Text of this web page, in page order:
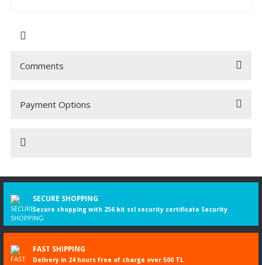
Comments
Be the first to comment on this product!
Payment Options
SECURE SHOPPING
Secure shopping with 256 bit ssl security certificate Security
FAST SHIPPING
Delivery in 24 hours free of charge over 500 TL